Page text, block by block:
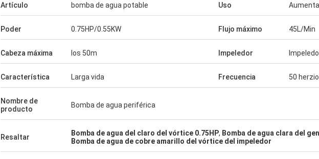
Han estado trabajando junto por más de 3
años muy de profesional. todos los
productos trabajan muy bien en nuestros
tipos de equipo. Gracias.
Zhongzhi hace realmente bueno en el
diseño y la fabricación de los
Los ingenieros experimentados nos
Artículo bomba de agua potable Uso
Poder 0.75HP/0.55KW Flujo máximo 45L/Min
Cabeza máxima los 50m Impeledor
Característica Larga vida Frecuencia 50
Nombre de
producto
Bomba de agua periférica
Resaltar Bomba de agua del claro del vórtice 0.75HP, Bomba de agua clara del
Bomba de agua de cobre amarillo del vórtice del impeledor